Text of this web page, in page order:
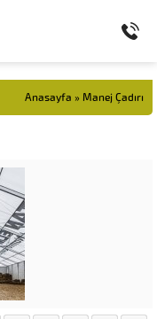
Anasayfa » Manej Çadırı